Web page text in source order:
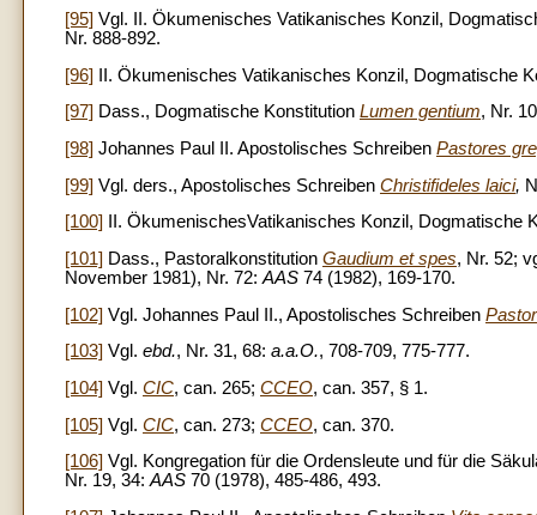
[95] Vgl. II. Ökumenisches Vatikanisches Konzil,
Nr. 888-892.
[96]
II. Ökumenisches Vatikanisches Konzil, Dogmatische
[97] Dass., Dogmatische Konstitution Lumen gentium, Nr.
[98] Johannes Paul II. Apostolisches Schreiben Pastores
[99] Vgl. ders., Apostolisches Schreiben Christifideles laici,
[100]
II. ÖkumenischesVatikanisches Konzil, Dogmatische
[101] Dass., Pastoralkonstitution Gaudium et spes, Nr. 52;
November 1981), Nr. 72: AAS 74 (1982), 169-170.
[102] Vgl. Johannes Paul II., Apostolisches Schreiben
[103] Vgl. ebd., Nr. 31, 68: a.a.O., 708-709, 775-777.
[104] Vgl. CIC, can. 265; CCEO, can. 357, § 1.
[105] Vgl. CIC, can. 273; CCEO, can. 370.
[106] Vgl. Kongregation für die Ordensleute und für die
Nr. 19, 34:AAS 70 (1978), 485-486, 493.